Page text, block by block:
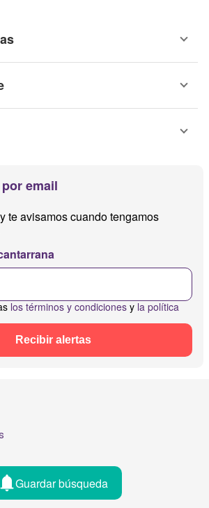
email
te avisamos cuando tengamos
los términos y condiciones y la política
Recibir alertas
Guardar búsqueda